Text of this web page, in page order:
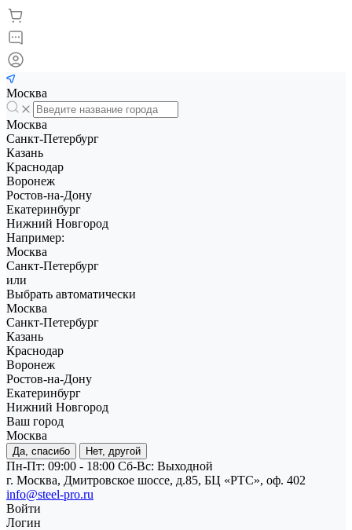
Москва
Москва
Санкт-Петербург
Казань
Краснодар
Воронеж
Ростов-на-Дону
Екатеринбург
Нижний Новгород
Например:
Москва
Санкт-Петербург
или
Выбрать автоматически
Москва
Санкт-Петербург
Казань
Краснодар
Воронеж
Ростов-на-Дону
Екатеринбург
Нижний Новгород
Ваш город
Москва
Да, спасибо Нет, другой
Пн-Пт: 09:00 - 18:00 Cб-Вс: Выходной
г. Москва, Дмитровское шоссе, д.85, БЦ «РТС», оф. 402
info@steel-pro.ru
Войти
Логин